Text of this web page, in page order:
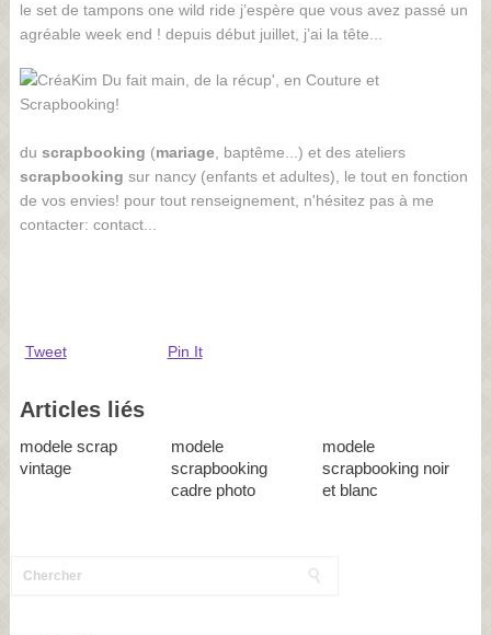
le set de tampons one wild ride j’espère que vous avez passé un
agréable week end ! depuis début juillet, j’ai la tête...
du scrapbooking (mariage, baptême...) et des ateliers
scrapbooking sur nancy (enfants et adultes), le tout en fonction
de vos envies! pour tout renseignement, n'hésitez pas à me
contacter: contact...
Tweet Pin It
Articles liés
modele scrap
vintage
modele
scrapbooking
cadre photo
modele
scrapbooking noir
et blanc